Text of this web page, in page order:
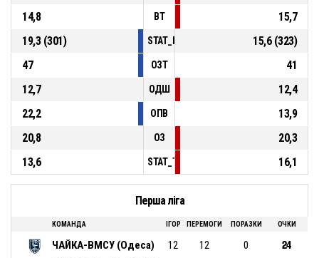
14,8
ВТ
15,7
19,3 (301)
15,6 (323)
47
ОЗТ
41
12,7
ОДШ
12,4
22,2
ОПВ
13,9
20,8
ОЗ
20,3
13,6
16,1
Перша ліга
КОМАНДА ІГОР ПЕРЕМОГИ ПОРАЗКИ ОЧКИ
ЧАЙКА-ВМСУ (Одеса) 12 12 0 24